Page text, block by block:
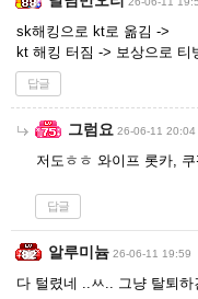
sk해킹으로 kt로 옮김 ->
kt 해킹 터짐 -> 보상으로
답글
그럼요 26-06-11 20:04
저도ㅎㅎ 와이프 롯카,
답글
알루미늄 26-06-11 19:59
다 털렸네 ..ㅆ.. 그냥 탈퇴